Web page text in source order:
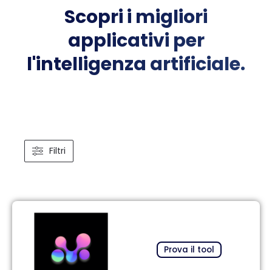
Scopri i migliori
applicativi per
l'intelligenza artificiale.
Filtri
Prova il tool